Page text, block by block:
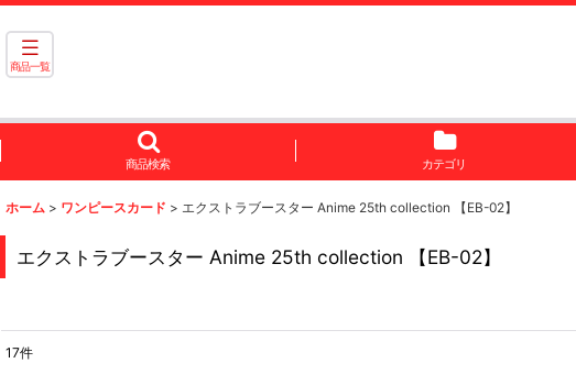
商品一覧
商品検索 カテゴリ
ホーム > ワンピースカード > エクストラブースター Anime 25th collection 【EB-02】
エクストラブースター Anime 25th collection 【EB-02】
17件